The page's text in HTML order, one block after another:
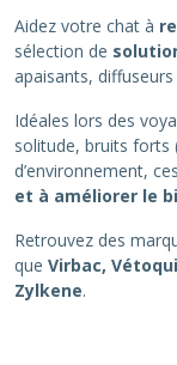
Aidez votre chat à
sélection de
apaisants,
Idéales lors des
solitude, bruits forts
d’environnement,
et à améliorer le
Retrouvez des
que Virbac,
Zylkene.